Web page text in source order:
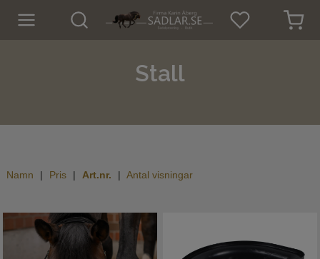
Träns
Islandsträns
Stall
Namn Pris Art.nr. Antal visningar